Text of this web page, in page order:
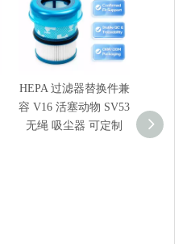
HEPA 过滤器替换件兼
容 V16 活塞动物 SV53
无绳 吸尘器 可定制